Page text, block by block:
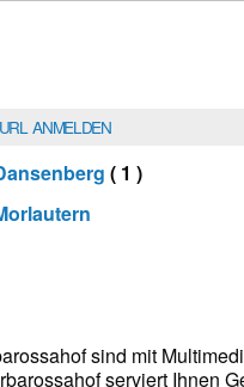
URL ANMELDEN
( 1 )
sind mit
serviert Ihnen